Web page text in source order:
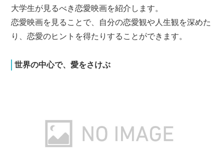
大学生が見るべき恋愛映画を紹介します。
恋愛映画を見ることで、自分の恋愛観や人生観を深めた
り、恋愛のヒントを得たりすることができます。
世界の中心で、愛をさけぶ